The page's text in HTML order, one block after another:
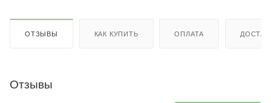
ОТЗЫВЫ КАК КУПИТЬ ОПЛАТА
Отзывы